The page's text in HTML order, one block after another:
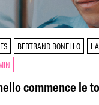
BERTRAND BONELLO
commence le